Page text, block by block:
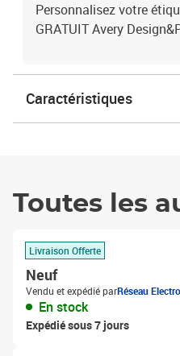
Personnalisez votre
GRATUIT Avery
Caractéristiques
Toutes les
Livraison Offerte
Neuf
Vendu et expédié parRéseau
En stock
Expédié sous 7 jours